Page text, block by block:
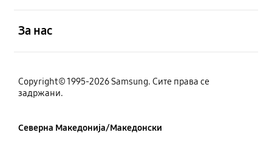
За нас
Copyright© 1995-2026 Samsung. Сите права се
задржани.
Северна Македонија/Македонски